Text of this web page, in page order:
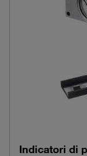
Indicatori di